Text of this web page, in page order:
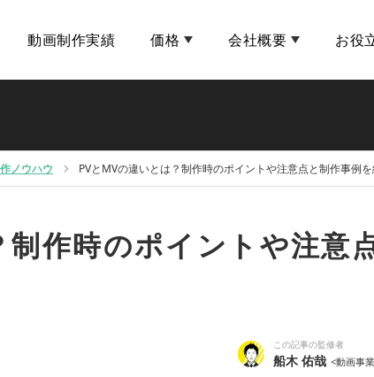
動画制作実績 価格 会社概要 お役
ノウハウ PVとMVの違いとは？制作時のポイントや注意点と制作事例
作時のポイントや注意
この記事の監修者
船木 佑哉 <動画事